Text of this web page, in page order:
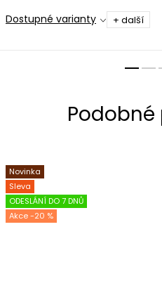
Dostupné varianty + další
Novinka
Sleva
ODESLÁNÍ DO 7 DNŮ
-20 %